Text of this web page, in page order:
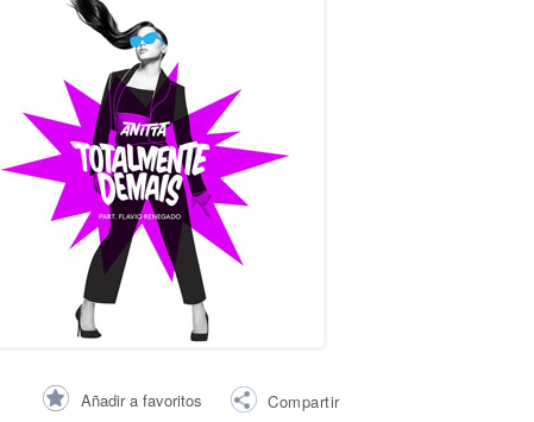
Añadir a favoritos Compartir